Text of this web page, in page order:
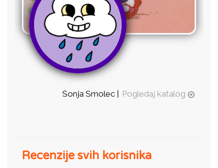
Sonja Smolec | Pogledaj katalog
Recenzije svih korisnika